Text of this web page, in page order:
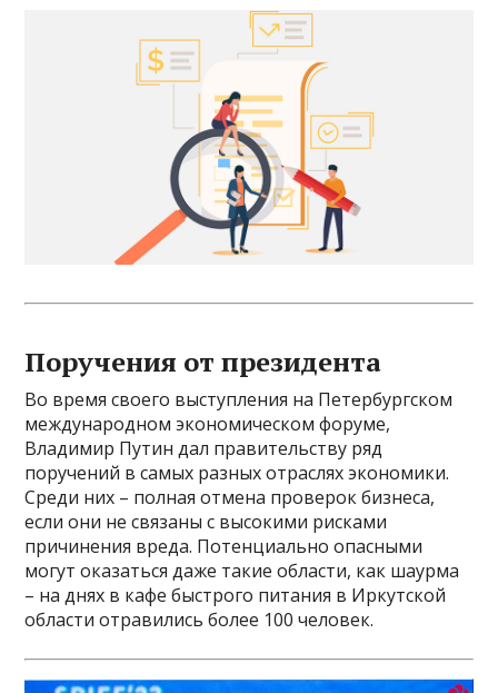
Поручения от президента
Во время своего выступления на Петербургском
международном экономическом форуме,
Владимир Путин дал правительству ряд
поручений в самых разных отраслях экономики.
Среди них – полная отмена проверок бизнеса,
если они не связаны с высокими рисками
причинения вреда. Потенциально опасными
могут оказаться даже такие области, как шаурма
– на днях в кафе быстрого питания в Иркутской
области отравились более 100 человек.